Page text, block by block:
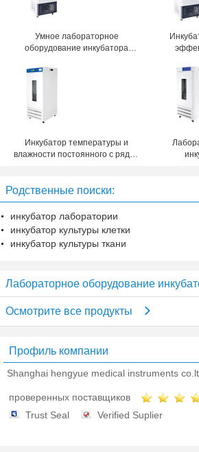
Умное лабораторное
оборудование инкубатора
внутренним дизайном
загонянным в угол кругом
Инкубатор температуры и
влажности постоянного с рядом
Родственные поиски:
инкубатор лаборатории
инкубатор культуры клетки
инкубатор культуры ткани
Лабораторное оборудование
Осмотрите все продукты
Профиль компании
Shanghai hengyue medical instruments
проверенных поставщиков
Trust Seal
Verified Suplier